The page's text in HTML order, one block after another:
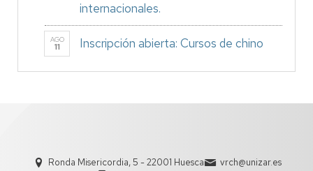
internacionales.
AGO
11 Inscripción abierta: Cursos de chino
Ronda Misericordia, 5 - 22001 Huesca
vrch@unizar.es